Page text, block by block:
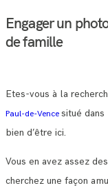
Engager un
de famille
Etes-vous à la
Paul-de-Vence situé dans
bien d’être ici.
Vous en avez assez
cherchez une façon